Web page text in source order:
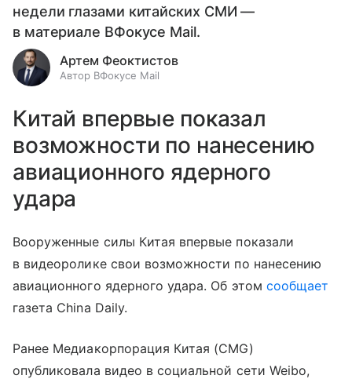
недели глазами китайских СМИ —
в материале ВФокусе Mail.
Артем Феоктистов
Автор ВФокусе Mail
Китай впервые показал
возможности по нанесению
авиационного ядерного
удара
Вооруженные силы Китая впервые показали
в видеоролике свои возможности по нанесению
авиационного ядерного удара. Об этом сообщает
газета China Daily.
Ранее Медиакорпорация Китая (CMG)
опубликовала видео в социальной сети Weibo,